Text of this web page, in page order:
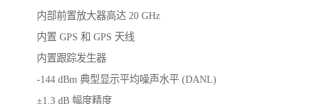
内部前置放大器高达 20 GHz
内置 GPS 和 GPS 天线
内置跟踪发生器
-144 dBm 典型显示平均噪声水平 (DANL)
±1.3 dB 幅度精度